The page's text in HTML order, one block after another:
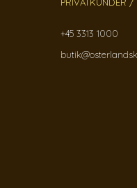
+45 3313 1000